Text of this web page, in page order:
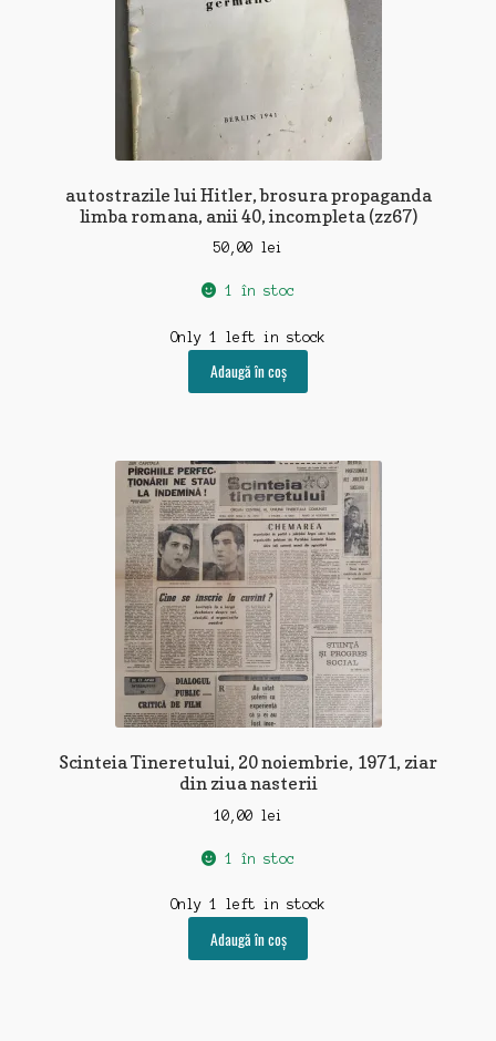
autostrazile lui Hitler, brosura propaganda
limba romana, anii 40, incompleta (zz67)
50,00 lei
1 în stoc
Only 1 left in stock
Adaugă în coș
Scinteia Tineretului, 20 noiembrie, 1971, ziar
din ziua nasterii
10,00 lei
1 în stoc
Only 1 left in stock
Adaugă în coș